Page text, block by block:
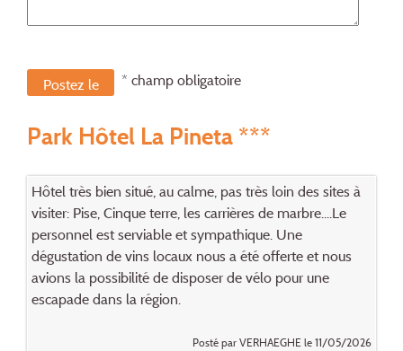
Postez le
* champ obligatoire
Park Hôtel La Pineta ***
Hôtel très bien situé, au calme, pas très loin des sites à
visiter: Pise, Cinque terre, les carrières de marbre....Le
personnel est serviable et sympathique. Une
dégustation de vins locaux nous a été offerte et nous
avions la possibilité de disposer de vélo pour une
escapade dans la région.
Posté par VERHAEGHE le 11/05/2026